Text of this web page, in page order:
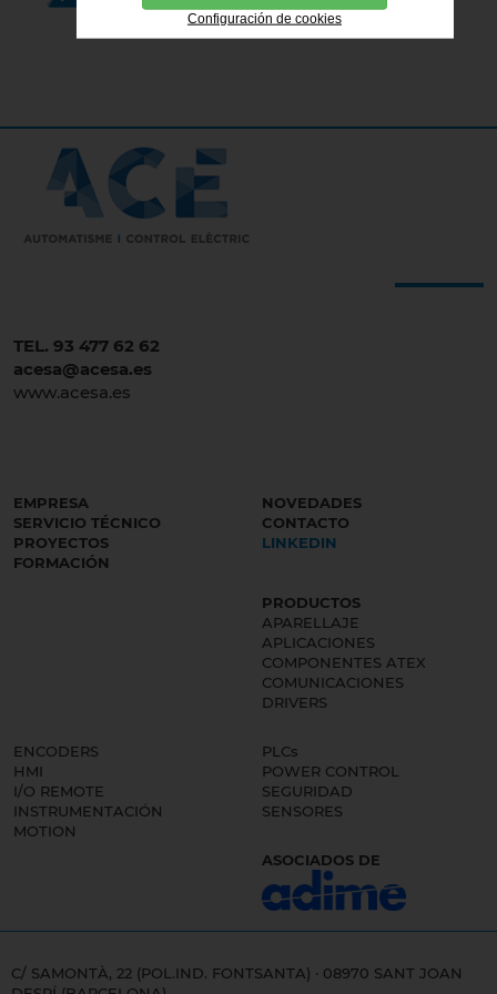
TEL. 93 477 62 62
acesa@acesa.es
www.acesa.es
EMPRESA
SERVICIO TÉCNICO
PROYECTOS
FORMACIÓN
NOVEDADES
CONTACTO
LINKEDIN
PRODUCTOS
APARELLAJE
APLICACIONES
COMPONENTES ATEX
COMUNICACIONES
DRIVERS
ENCODERS
HMI
I/O REMOTE
INSTRUMENTACIÓN
MOTION
PLCs
POWER CONTROL
SEGURIDAD
SENSORES
ASOCIADOS DE
C/ SAMONTÀ, 22 (POL.IND. FONTSANTA) · 08970 SANT JOAN
Configuración de cookies